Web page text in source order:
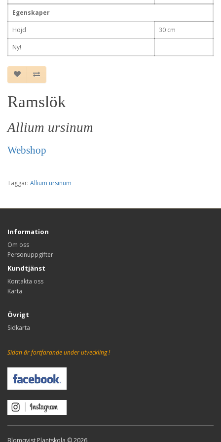
Egenskaper
Höjd 30 cm
Ny!
Ramslök
Allium ursinum
Webshop
Taggar: Allium ursinum
Information
Om oss
Personuppgifter
Kundtjänst
Kontakta oss
Karta
Övrigt
Sidkarta
Sidan är fortfarande under utveckling !